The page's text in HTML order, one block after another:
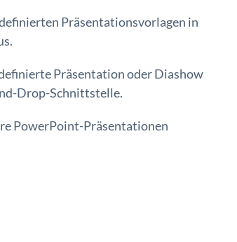
Präsentationsvorlagen in
Präsentation oder Diashow
Drop-Schnittstelle.
PowerPoint-Präsentationen